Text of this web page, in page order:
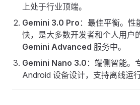
上处于行业顶端。
Gemini 3.0 Pro ：最佳平衡。性
快，是大多数开发者和个人用户
Gemini Advanced 服务中。
Gemini Nano 3.0 ：端侧智能。
Android 设备设计，支持离线运